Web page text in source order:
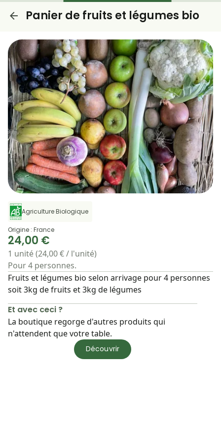
Panier de fruits et légumes bio
Agriculture Biologique
Origine : France
24,00 €
1 unité (24,00 € / l'unité)
Pour 4 personnes.
Fruits et légumes bio selon arrivage pour 4 personnes
soit 3kg de fruits et 3kg de légumes
Et avec ceci ?
La boutique regorge d'autres produits qui
n'attendent que votre table.
Découvrir